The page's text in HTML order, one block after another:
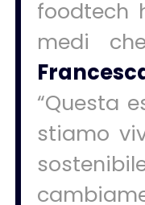
foodtech
medi
“Questa
stiamo